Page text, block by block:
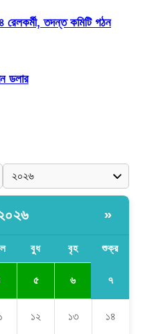
রেলকর্মী, তদন্ত কমিটি গঠন
ডলার
»
বুধ বৃহ শুক্র
৫ ৬ ৭
১২ ১৩ ১৪